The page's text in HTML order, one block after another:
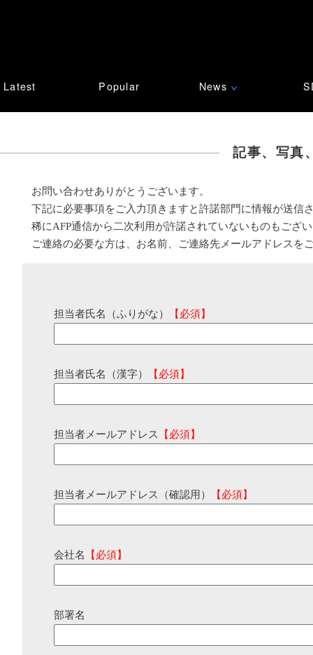
Latest Popular News ∨
記事、写真
お問い合わせありがとうございます。
下記に必要事項をご入力頂きますと許諾部門に情報が送信
稀にAFP通信から二次利用が許諾されていないものもござ
ご連絡の必要な方は、お名前、ご連絡先メールアドレスを
担当者氏名（ふりがな） 【必須】
担当者氏名（漢字） 【必須】
担当者メールアドレス 【必須】
担当者メールアドレス（確認用） 【必須】
会社名 【必須】
部署名